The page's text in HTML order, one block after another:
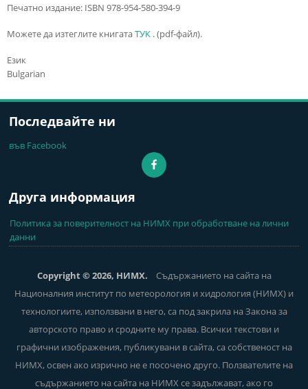
Печатно издание: ISBN 978-954-580-394-9
Можете да изтеглите книгатаТУК . (pdf-файл).
Език
Bulgarian
Последвайте ни
във Facebook
Друга информация
Политика за поверителност на НИМХ при обработване на лични
данни
Copyright © 2026, НИМХ. Съдържанието на сайта на
Националния институт по метеорология и хидрология (НИМХ) и
технологиите, използвани в него, са под закрила на Закона за
авторското право и сродните му права. Всички текстови и
графични изображения, публикувани в сайта, са собственост на
НИМХ, освен ако изрично не е посочено друго. Ползвателите на
съдържанието на сайта на НИМХ се задължават, ако го